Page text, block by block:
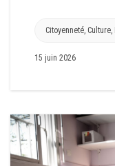
Citoyenneté, Culture,
15 juin 2026